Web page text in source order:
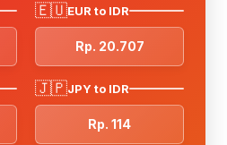
🇪🇺EUR to IDR
Rp. 20.707
🇯🇵JPY to IDR
Rp. 114